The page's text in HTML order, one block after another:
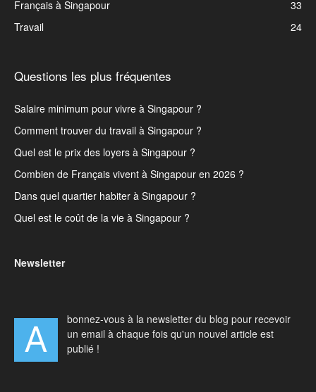
Français à Singapour
33
Travail
24
Questions les plus fréquentes
Salaire minimum pour vivre à Singapour ?
Comment trouver du travail à Singapour ?
Quel est le prix des loyers à Singapour ?
Combien de Français vivent à Singapour en 2026 ?
Dans quel quartier habiter à Singapour ?
Quel est le coût de la vie à Singapour ?
Newsletter
A
bonnez-vous à la newsletter du blog pour recevoir
un email à chaque fois qu'un nouvel article est
publié !